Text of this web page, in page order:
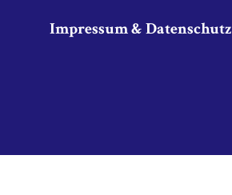
Impressum & Datenschutz